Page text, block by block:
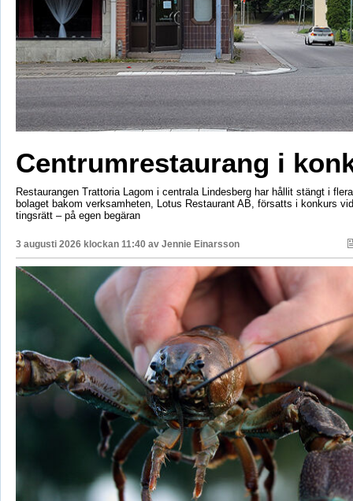
Centrumrestaurang i
Restaurangen Trattoria Lagom i centrala Lindesberg har hållit stängt i
bolaget bakom verksamheten, Lotus Restaurant AB, försatts i konkurs
tingsrätt – på egen begäran
3 augusti 2026 klockan 11:40 av Jennie Einarsson